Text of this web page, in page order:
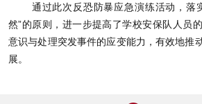
通过此次反恐防暴应急演练活动，落
然”的原则，进一步提高了学校安保队人员
意识与处理突发事件的应变能力，有效地推
展。